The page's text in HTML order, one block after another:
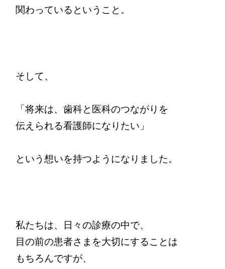
関わっているということ。
そして、
「将来は、歯科と医科のつながりを
伝えられる看護師になりたい」
という想いを持つようになりました。
私たちは、日々の診療の中で、
目の前の患者さまを大切にすることは
もちろんですが、